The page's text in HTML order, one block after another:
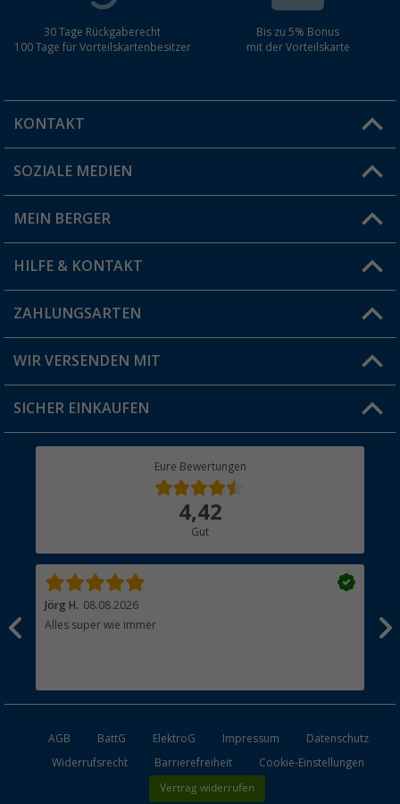
30 Tage Rückgaberecht
100 Tage für Vorteilskartenbesitzer
Bis zu 5% Bonus
mit der Vorteilskarte
KONTAKT
Du hast eine Frage?
Filiale finden
SOZIALE MEDIEN
MEIN BERGER
Vorteilskarte
Blog
Jobs & Karriere
HILFE & KONTAKT
FAQ & Kontakt
Versandinformationen
Rücksendung
ZAHLUNGSARTEN
WIR VERSENDEN MIT
SICHER EINKAUFEN
Eure Bewertungen
4,42
Gut
Jörg H. 08.08.2026
Alles super wie immer
AGB BattG ElektroG Impressum
Datenschutz
Widerrufsrecht
Barrierefreiheit Cookie-Einstellungen
Vertrag widerrufen